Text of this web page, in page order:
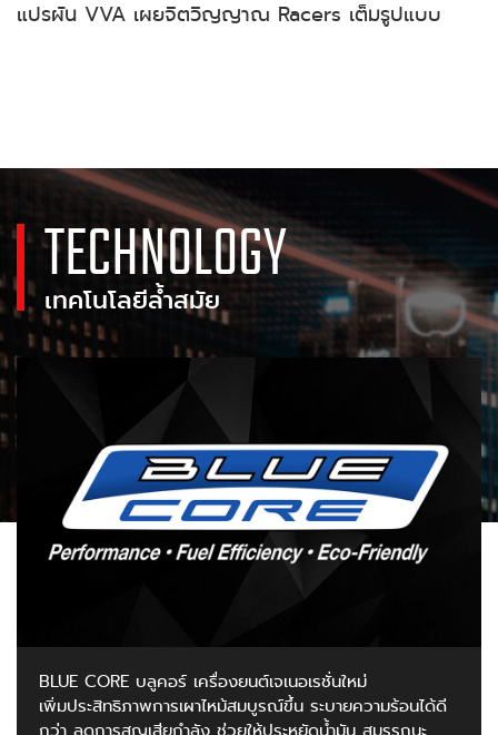
แปรผัน VVA เผยจิตวิญญาณ Racers เต็มรูปแบบ
TECHNOLOGY
เทคโนโลยีล้ำสมัย
BLUE CORE บลูคอร์ เครื่องยนต์เจเนอเรชั่นใหม่
เพิ่มประสิทธิภาพการเผาไหม้สมบูรณ์ขึ้น ระบายความร้อนได้ดี